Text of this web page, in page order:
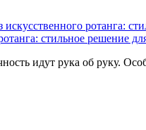
ротанга:
стильное решение
идут рука об руку.